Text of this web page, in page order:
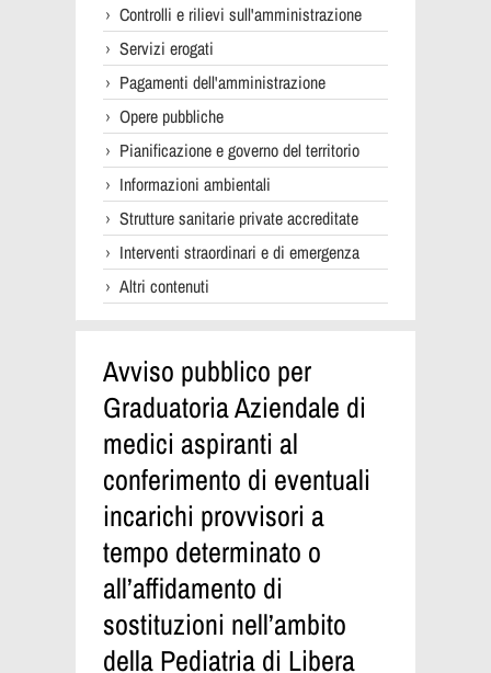
Controlli e rilievi sull'amministrazione
Servizi erogati
Pagamenti dell'amministrazione
Opere pubbliche
Pianificazione e governo del territorio
Informazioni ambientali
Strutture sanitarie private accreditate
Interventi straordinari e di emergenza
Altri contenuti
Avviso pubblico per
Graduatoria Aziendale di
medici aspiranti al
conferimento di eventuali
incarichi provvisori a
tempo determinato o
all’affidamento di
sostituzioni nell’ambito
della Pediatria di Libera